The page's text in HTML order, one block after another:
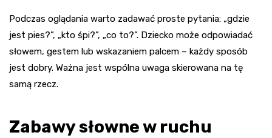
Podczas oglądania warto zadawać proste pytania: „gdzie
jest pies?”, „kto śpi?”, „co to?”. Dziecko może odpowiadać
słowem, gestem lub wskazaniem palcem – każdy sposób
jest dobry. Ważna jest wspólna uwaga skierowana na tę
samą rzecz.
Zabawy słowne w ruchu